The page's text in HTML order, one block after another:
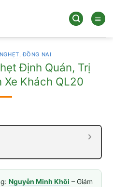
,ĐỒNG NAI
Định Quán, Trị
Xe Khách QL20
Nguyễn Minh Khôi – Giám